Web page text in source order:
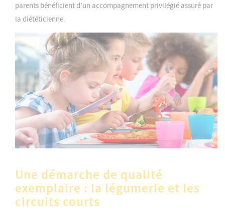
parents bénéficient d’un accompagnement privilégié assuré par
la diététicienne.
Une démarche de qualité
exemplaire : la légumerie et les
circuits courts